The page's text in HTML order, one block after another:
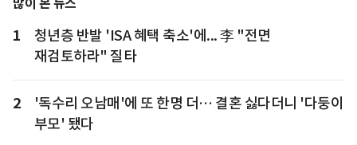
많이 본 뉴스
1
청년층 반발 'ISA 혜택 축소'에... 李 "전면
재검토하라" 질타
2
'독수리 오남매'에 또 한명 더… 결혼 싫다더니 '다둥이
부모' 됐다